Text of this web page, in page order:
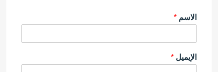
الاسم *
الإيميل *